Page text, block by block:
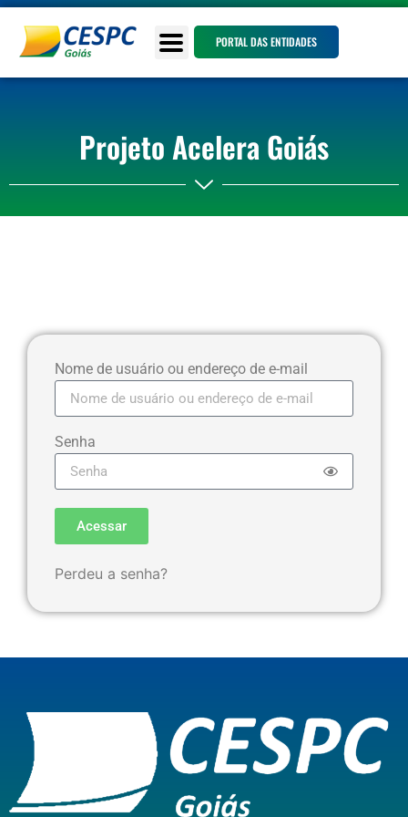
PORTAL DAS ENTIDADES
Projeto Acelera Goiás
Nome de usuário ou endereço de e-mail
Senha
Acessar
Perdeu a senha?